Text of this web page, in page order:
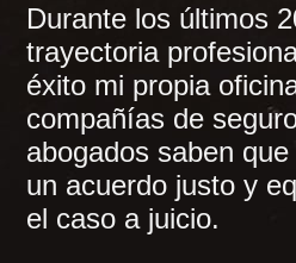
Durante los últimos
trayectoria
éxito mi propia
compañías de
abogados saben
un acuerdo justo y
el caso a juicio.